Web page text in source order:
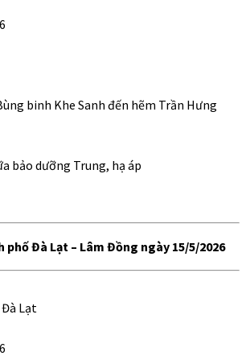
binh Khe Sanh đến hẽm Trần Hưng
bảo dưỡng Trung, hạ áp
phố Đà Lạt – Lâm Đồng ngày 15/5/2026
Lạt